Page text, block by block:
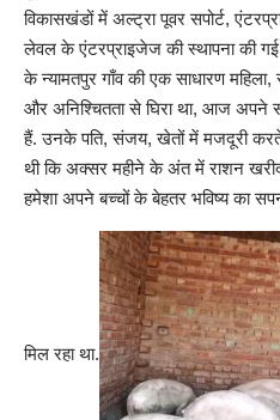
विकासखंडों में अल्ट्रा पूवर सपोर्ट,
लेवल के एंटरप्राइजेज की स्थापना की
के न्यामतपुर गाँव की एक साधारण महिला,
और अनिश्चितता से घिरा था, आज अपने
हैं. उनके पति, संजय, खेतों में मजदूरी
थी कि अक्सर महीने के अंत में राशन
हमेशा अपने बच्चों के बेहतर भविष्य का
मिल रहा था.